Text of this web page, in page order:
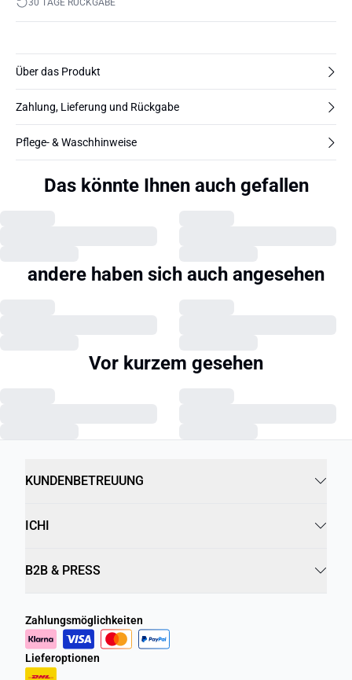
30 TAGE RÜCKGABE
Über das Produkt
Zahlung, Lieferung und Rückgabe
Pflege- & Waschhinweise
Das könnte Ihnen auch gefallen
andere haben sich auch angesehen
Vor kurzem gesehen
KUNDENBETREUUNG
ICHI
B2B & PRESS
Zahlungsmöglichkeiten
Lieferoptionen